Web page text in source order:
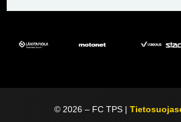
©2026 – FC TPS |